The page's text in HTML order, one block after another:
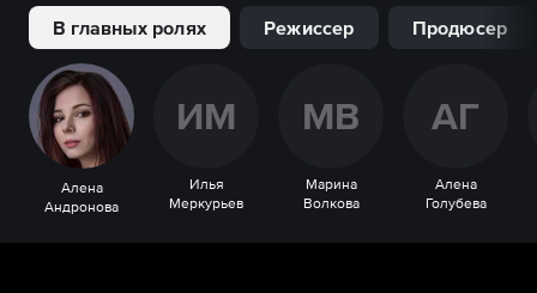
В главных ролях Режиссер Продюсер
Алена
Андронова
ИМ
Илья
Меркурьев
МВ
Марина
Волкова
АГ
Алена
Голубева